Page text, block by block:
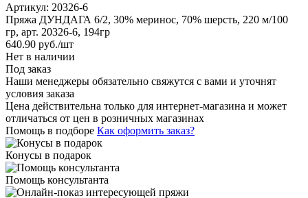
Артикул: 20326-6
Пряжа ДУНДАГА 6/2, 30% меринос, 70% шерсть, 220 м/100
гр, арт. 20326-6, 194гр
640.90 руб./шт
Нет в наличии
Под заказ
Наши менеджеры обязательно свяжутся с вами и уточнят
условия заказа
Цена действительна только для интернет-магазина и может
отличаться от цен в розничных магазинах
Помощь в подборе Как оформить заказ?
Конусы в подарок
Помощь консультанта